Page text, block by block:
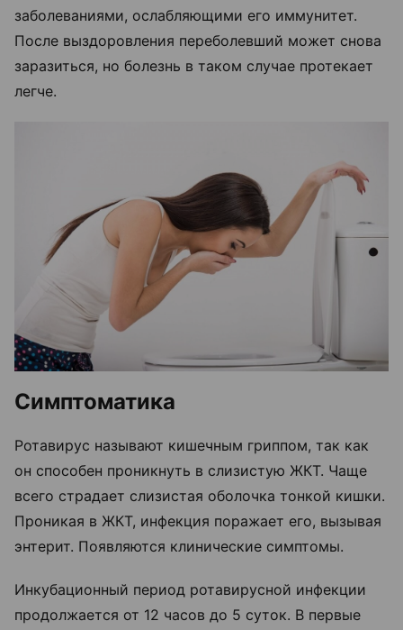
заболеваниями, ослабляющими его иммунитет.
После выздоровления переболевший может снова
заразиться, но болезнь в таком случае протекает
легче.
Симптоматика
Ротавирус называют кишечным гриппом, так как
он способен проникнуть в слизистую ЖКТ. Чаще
всего страдает слизистая оболочка тонкой кишки.
Проникая в ЖКТ, инфекция поражает его, вызывая
энтерит. Появляются клинические симптомы.
Инкубационный период ротавирусной инфекции
продолжается от 12 часов до 5 суток. В первые